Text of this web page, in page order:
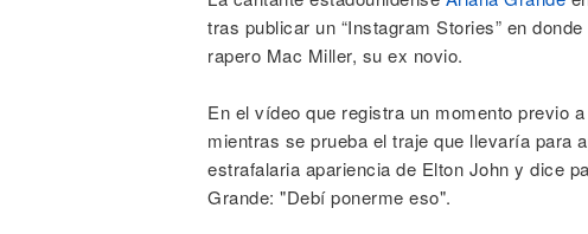
tras publicar un “Instagram Stories” en
rapero Mac Miller, su ex novio.
En el vídeo que registra un momento previo
mientras se prueba el traje que llevaría para
estrafalaria apariencia de Elton John y dice
Grande: "Debí ponerme eso".